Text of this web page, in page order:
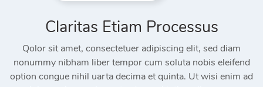
Claritas Etiam Processus
Qolor sit amet, consectetuer adipiscing elit, sed diam
nonummy nibham liber tempor cum soluta nobis eleifend
option congue nihil uarta decima et quinta. Ut wisi enim ad